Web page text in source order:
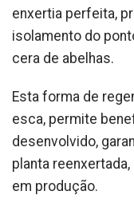
enxertia perfeita,
isolamento do
cera de abelhas.
Esta forma de
esca, permite
desenvolvido,
planta
em produção.